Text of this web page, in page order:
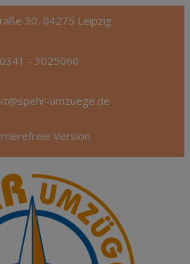
30, 04275 Leipzig
0341 - 3025060
umzuege.de
Version